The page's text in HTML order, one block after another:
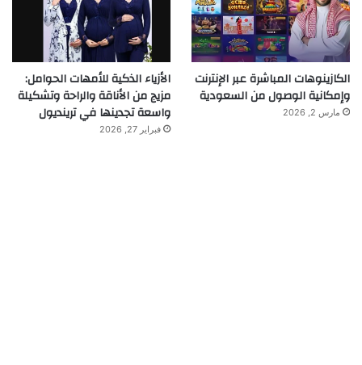
الكازينوهات المباشرة عبر الإنترنت
وإمكانية الوصول من السعودية
مارس 2, 2026
الأزياء الذكية للأمهات الحوامل:
مزيج من الأناقة والراحة وتشكيلة
واسعة تجدينها في ترينديول
فبراير 27, 2026